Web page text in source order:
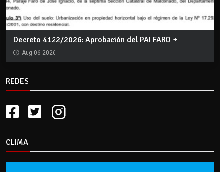
Decreto 4122/2026: Aprobación del PAI FARO +
Aug 06 2026
REDES
CLIMA